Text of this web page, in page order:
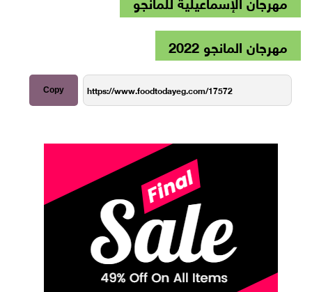
مهرجان المانجو 2022
Copy